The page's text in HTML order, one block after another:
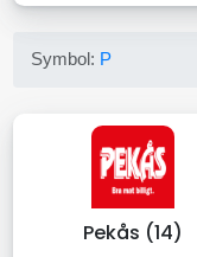
Symbol: P
Pekås (14)